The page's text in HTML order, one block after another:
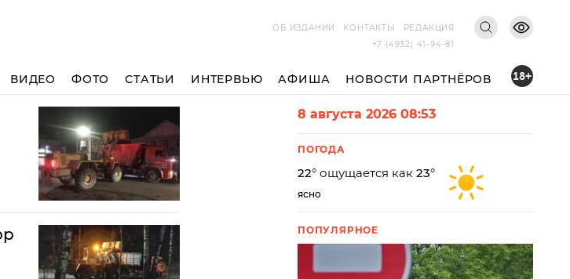
ОБ ИЗДАНИИ
КОНТАКТЫ
РЕДАКЦИЯ
+7 (4932) 41-94-81
ВИДЕО ФОТО СТАТЬИ ИНТЕРВЬЮ АФИША НОВОСТИ ПАРТНЁРОВ 18+
8 августа 2026 08:53
ПОГОДА
22° ощущается как 23°
ясно
ПОПУЛЯРНОЕ